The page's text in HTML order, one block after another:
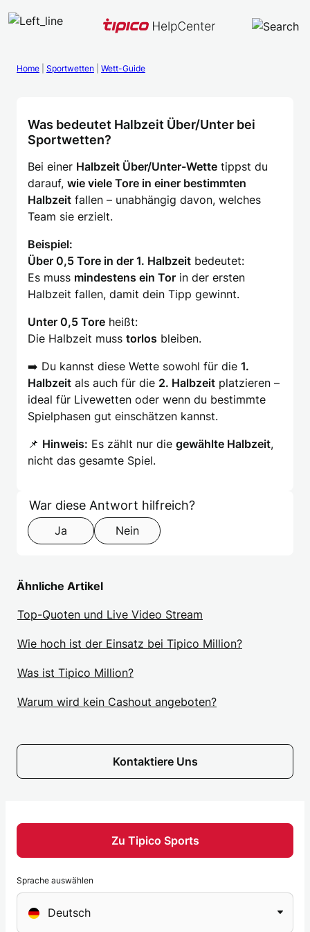
Zum
Inhalt
Home Sportwetten Wett-Guide
Was bedeutet Halbzeit Über/Unter bei
Sportwetten?
Bei einer Halbzeit Über/Unter-Wette tippst du
darauf, wie viele Tore in einer bestimmten
Halbzeit fallen – unabhängig davon, welches
Team sie erzielt.
Beispiel:
Über 0,5 Tore in der 1. Halbzeit bedeutet:
Es muss mindestens ein Tor in der ersten
Halbzeit fallen, damit dein Tipp gewinnt.
Unter 0,5 Tore heißt:
Die Halbzeit muss torlos bleiben.
➡️ Du kannst diese Wette sowohl für die 1.
Halbzeit als auch für die 2. Halbzeit platzieren –
ideal für Livewetten oder wenn du bestimmte
Spielphasen gut einschätzen kannst.
📌 Hinweis: Es zählt nur die gewählte Halbzeit,
nicht das gesamte Spiel.
Formular überspringen
Step 1 of 2
War diese Antwort hilfreich?
Ja Nein
Ähnliche Artikel
Top-Quoten und Live Video Stream
Wie hoch ist der Einsatz bei Tipico Million?
Was ist Tipico Million?
Warum wird kein Cashout angeboten?
Kontaktiere Uns
Zu Tipico Sports
Sprache auswählen
Deutsch